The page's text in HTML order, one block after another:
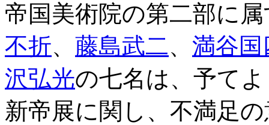
帝国美術院の第二部に
不折、 藤島武二、 満谷国
沢弘光の七名は、予て
新帝展に関し、不満足